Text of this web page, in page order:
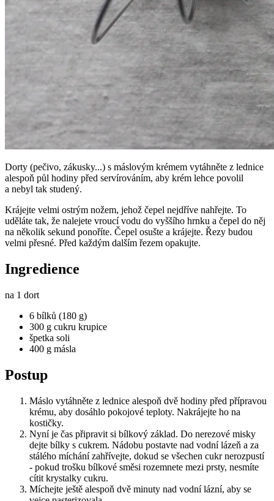
Dorty (pečivo, zákusky...) s máslovým krémem vytáhněte z lednice
alespoň půl hodiny před servírováním, aby krém lehce povolil
a nebyl tak studený.
Krájejte velmi ostrým nožem, jehož čepel nejdříve nahřejte. To
uděláte tak, že nalejete vroucí vodu do vyššího hrnku a čepel do něj
na několik sekund ponoříte. Čepel osušte a krájejte. Řezy budou
velmi přesné. Před každým dalším řezem opakujte.
Ingredience
na 1 dort
6 bílků (180 g)
300 g cukru krupice
špetka soli
400 g másla
Postup
Máslo vytáhněte z lednice alespoň dvě hodiny před přípravou
krému, aby dosáhlo pokojové teploty. Nakrájejte ho na
kostičky.
Nyní je čas připravit si bílkový základ. Do nerezové misky
dejte bílky s cukrem. Nádobu postavte nad vodní lázeň a za
stálého míchání zahřívejte, dokud se všechen cukr nerozpustí
- pokud trošku bílkové směsi rozemnete mezi prsty, nesmíte
cítit krystalky cukru.
Míchejte ještě alespoň dvě minuty nad vodní lázní, aby se